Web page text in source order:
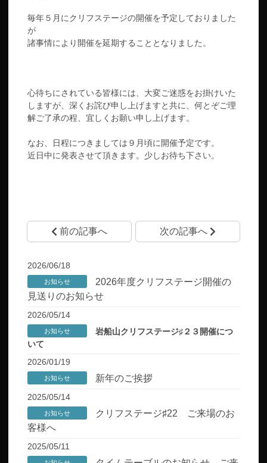
毎年５月にクリフステージの開催を予定しておりました
が
諸事情により開催を延期することとなりました。
心待ちにされている皆様には、大変ご迷惑をお掛けいた
しますが、深くお詫び申し上げますと共に、何とぞご理
解ご了承の程、宜しくお願い申し上げます。
なお、日程につきましては９月頃に開催予定です。
近日中に発表させて頂きます。少しお待ち下さい。
前の記事へ 次の記事へ
2026/06/18
お知らせ
2026年度クリフステージ開催の
見送りのお知らせ
2026/05/14
お知らせ
岩船山クリフステージ♯２３開催につ
いて
2026/01/19
お知らせ 新年のご挨拶
2025/05/14
お知らせ
クリフステージ♯22 ご来場のお
客様へ
2025/05/11